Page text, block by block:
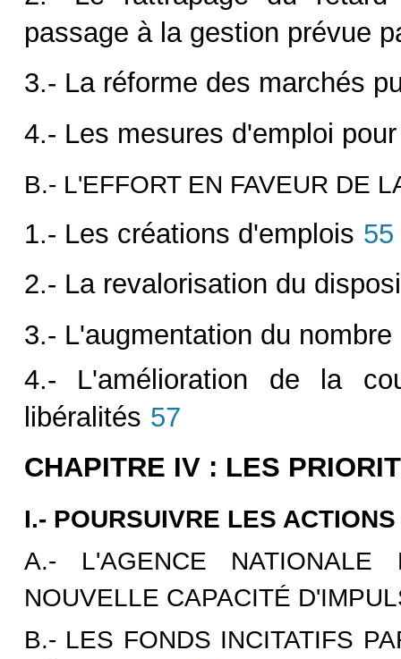
passage à la gestion prévue
3.- La réforme des marchés
4.- Les mesures d'emploi
B.- L'EFFORT EN FAVEUR DE
1.- Les créations d'emplois 55
2.- La revalorisation du
3.- L'augmentation du
4.- L'amélioration de la
libéralités 57
CHAPITRE IV : LES
I.- POURSUIVRE LES
A.- L'AGENCE
NOUVELLE CAPACITÉ
B.- LES FONDS INCITATIFS